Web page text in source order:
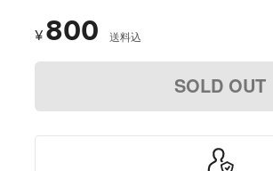
¥ 800 送料込
SOLD OUT